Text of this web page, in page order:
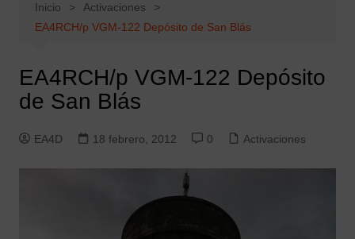
Inicio
Activaciones
EA4RCH/p VGM-122 Depósito de San Blás
EA4RCH/p VGM-122 Depósito
de San Blás
EA4D 18 febrero, 2012 0 Activaciones